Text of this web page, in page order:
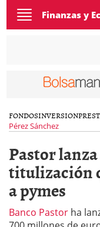
Toggle
navigation
Finanzas y
FONDOSINVERSION
Pérez Sánchez
Pastor
titulización
a pymes
Banco Pastor ha